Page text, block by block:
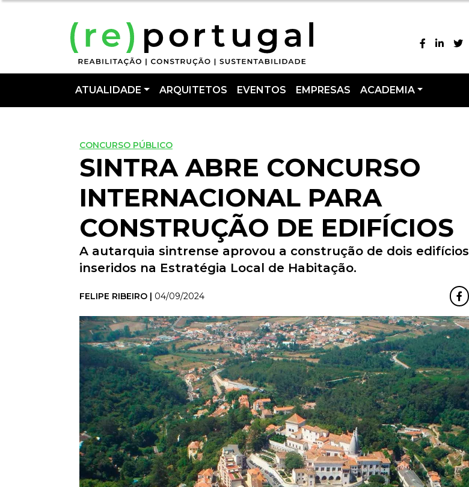
ATUALIDADE ARQUITETOS EVENTOS EMPRESAS ACADEMIA
CONCURSO PÚBLICO
SINTRA ABRE CONCURSO
INTERNACIONAL PARA
CONSTRUÇÃO DE EDIFÍCIOS
A autarquia sintrense aprovou a construção de dois edifícios
inseridos na Estratégia Local de Habitação.
FELIPE RIBEIRO | 04/09/2024